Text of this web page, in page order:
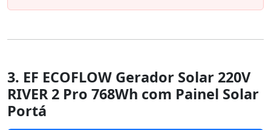
3. EF ECOFLOW Gerador Solar 220V
RIVER 2 Pro 768Wh com Painel Solar
Portá